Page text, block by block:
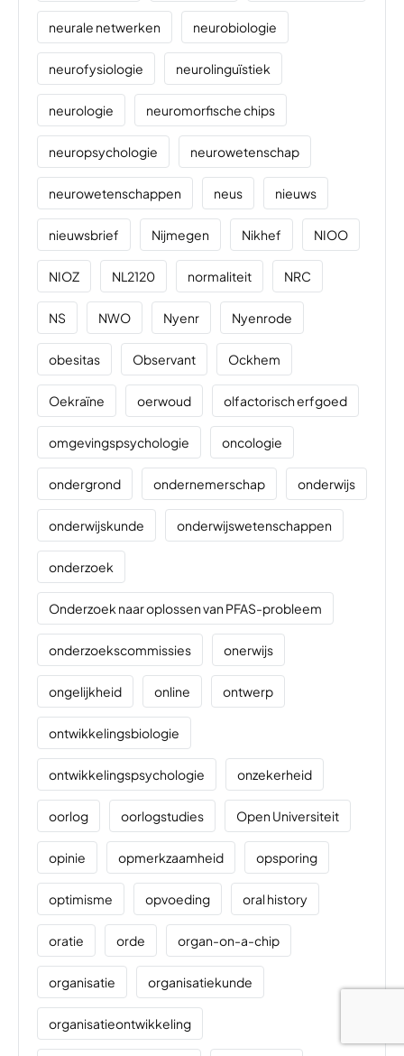
neurale netwerken neurobiologie
neurofysiologie neurolinguïstiek
neurologie neuromorfische chips
neuropsychologie neurowetenschap
neurowetenschappen neus nieuws
nieuwsbrief Nijmegen Nikhef NIOO
NIOZ NL2120 normaliteit NRC
NS NWO Nyenr Nyenrode
obesitas Observant Ockhem
Oekraïne oerwoud olfactorisch erfgoed
omgevingspsychologie oncologie
ondergrond ondernemerschap onderwijs
onderwijskunde onderwijswetenschappen
onderzoek
Onderzoek naar oplossen van PFAS-probleem
onderzoekscommissies onerwijs
ongelijkheid online ontwerp
ontwikkelingsbiologie
ontwikkelingspsychologie onzekerheid
oorlog oorlogstudies Open Universiteit
opinie opmerkzaamheid opsporing
optimisme opvoeding oral history
oratie orde organ-on-a-chip
organisatie organisatiekunde
organisatieontwikkeling